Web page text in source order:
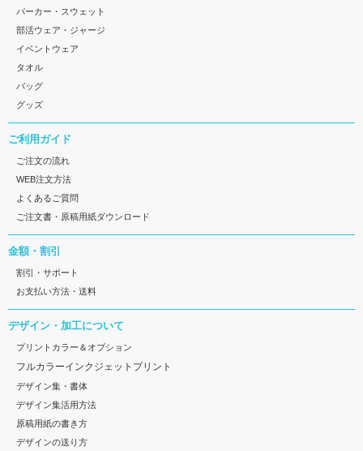
パーカー・スウェット
部活ウェア・ジャージ
イベントウェア
タオル
バッグ
グッズ
ご利用ガイド
ご注文の流れ
WEB注文方法
よくあるご質問
ご注文書・原稿用紙ダウンロード
金額・割引
割引・サポート
お支払い方法・送料
デザイン・加工について
プリントカラー＆オプション
フルカラーインクジェットプリント
デザイン集・書体
デザイン集活用方法
原稿用紙の書き方
デザインの送り方